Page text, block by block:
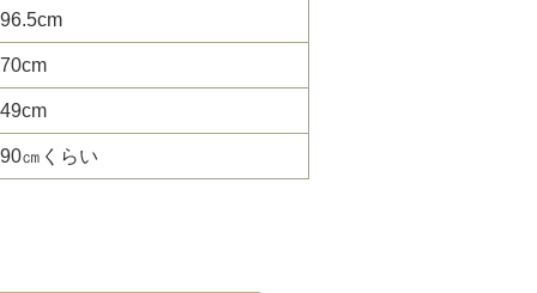
96.5cm
70cm
49cm
90㎝くらい